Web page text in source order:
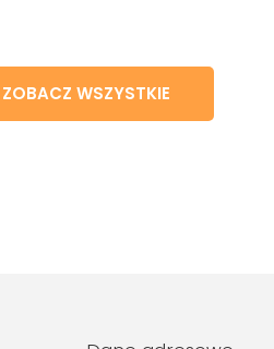
ZOBACZ WSZYSTKIE